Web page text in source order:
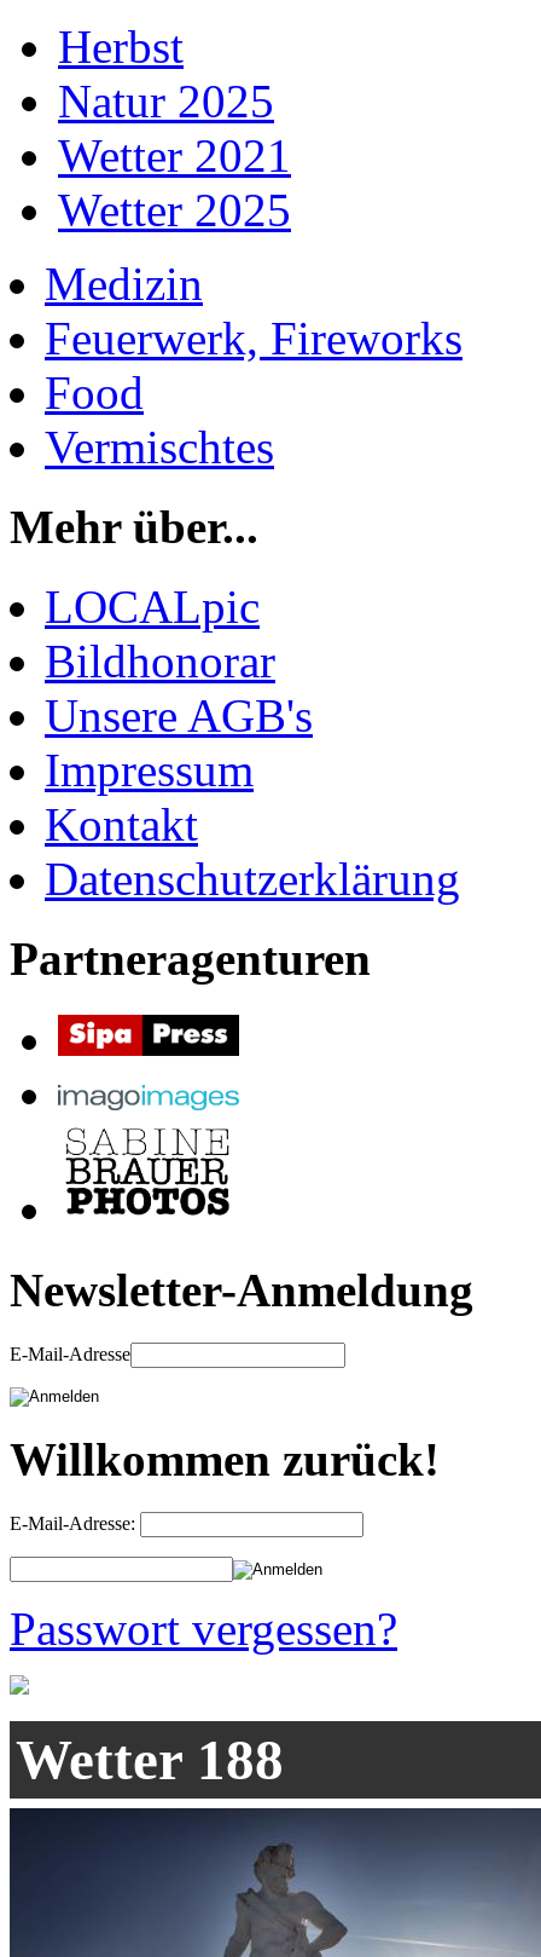
Herbst
Natur 2025
Wetter 2021
Wetter 2025
Medizin
Feuerwerk, Fireworks
Food
Vermischtes
Mehr über...
LOCALpic
Bildhonorar
Unsere AGB's
Impressum
Kontakt
Datenschutzerklärung
Partneragenturen
Newsletter-Anmeldung
E-Mail-Adresse
Willkommen zurück!
E-Mail-Adresse:
Passwort vergessen?
Wetter 188